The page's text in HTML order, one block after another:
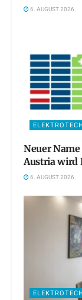
6. AUGUST 2026
Neuer
Austria wird
6. AUGUST 2026